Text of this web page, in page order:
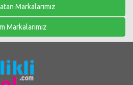
Markalarımız
Markalarımız